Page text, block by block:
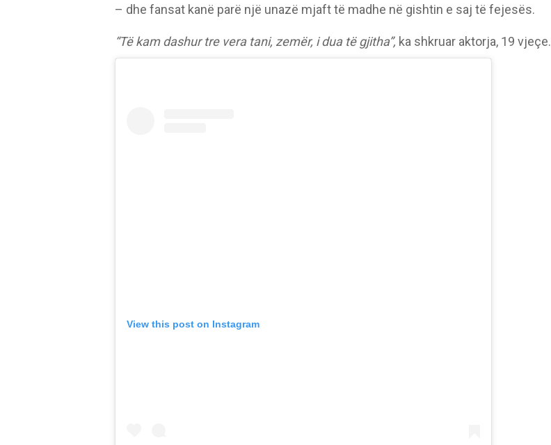
– dhe fansat kanë parë një unazë mjaft të madhe në gishtin e saj të fejesës.
“Të kam dashur tre vera tani, zemër, i dua të gjitha”, ka shkruar aktorja, 19 vjeçe.
View this post on Instagram